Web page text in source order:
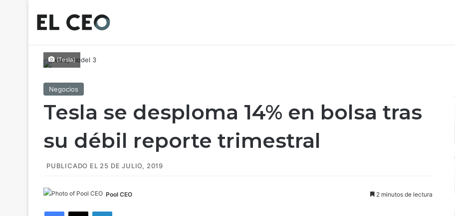
(Tesla)
Negocios
Tesla se desploma 14% en bolsa tras
su débil reporte trimestral
PUBLICADO EL 25 DE JULIO, 2019
Pool CEO 2 minutos de lectura